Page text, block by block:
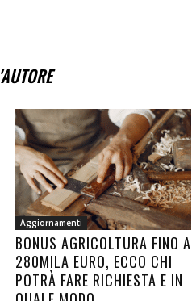
Aggiornamenti
BONUS AGRICOLTURA FINO A
280MILA EURO, ECCO CHI
POTRÀ FARE RICHIESTA E IN